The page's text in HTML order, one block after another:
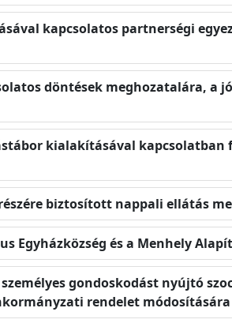
kapcsolatos partnerségi
döntések meghozatalára, a
kialakításával
biztosított nappali ellátás
Egyházközség és a Menhely
gondoskodást nyújtó
rendelet módosítására